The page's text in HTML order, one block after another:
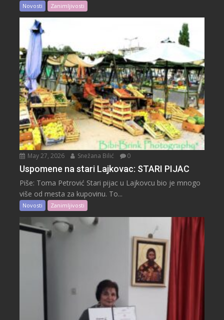
Novosti Zanimljivosti
May 27, 2026 Snežana Bilić 0
Uspomene na stari Lajkovac: STARI PIJAC
Piše: Toma Petrović Stari pijac u Lajkovcu bio je mnogo
više od mesta za kupovinu. To...
Novosti Zanimljivosti